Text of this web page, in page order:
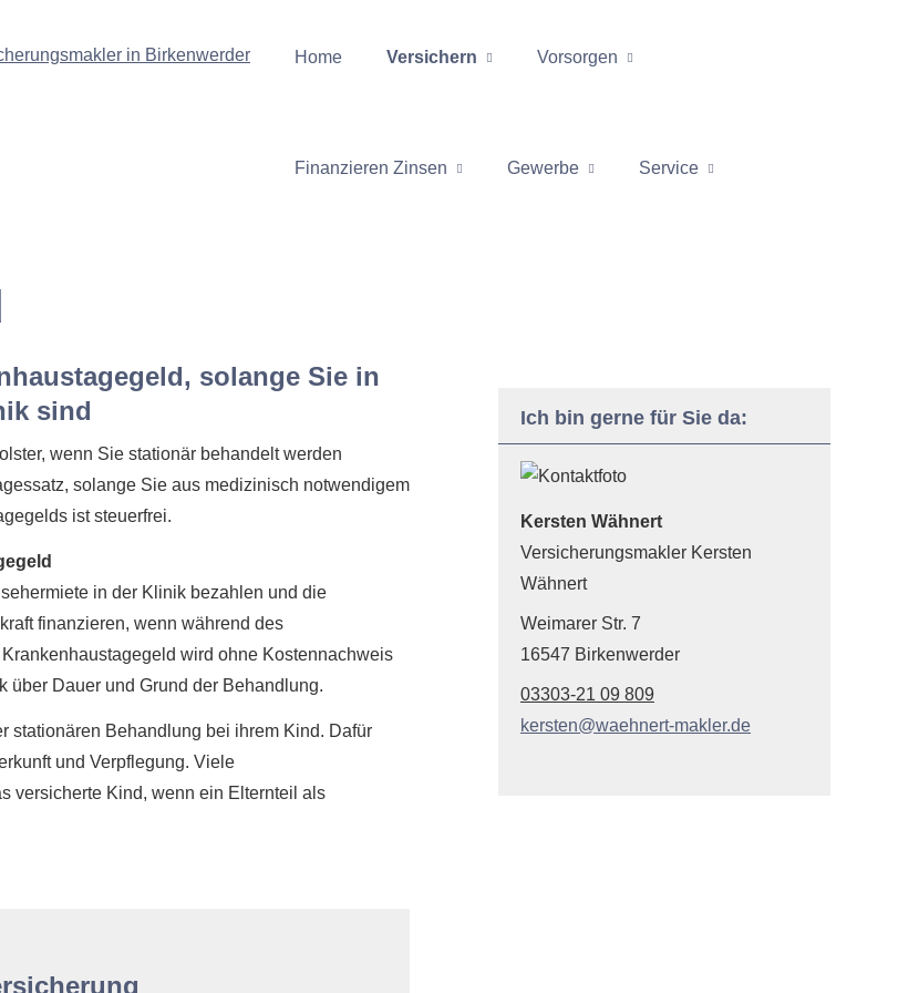
Home Versichern Vorsorgen
Finanzieren Zinsen Gewerbe Service
Ich bin gerne für Sie da:
Kersten Wähnert
Ver­sicherungs­makler Kersten
Wähnert
Weimarer Str. 7
16547 Birkenwerder
03303-21 09 809
kersten@waehnert-makler.de
solange Sie in
sind
wenn Sie stationär behandelt werden
solange Sie aus medizinisch notwendigem
ist steuerfrei.
in der Klinik bezahlen und die
finanzieren, wenn während des
wird ohne Kostennachweis
über Dauer und Grund der Behandlung.
stationären Behandlung bei ihrem Kind. Dafür
und Verpflegung. Viele
versicherte Kind, wenn ein Elternteil als